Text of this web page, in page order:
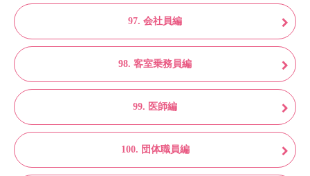
97. 会社員編
98. 客室乗務員編
99. 医師編
100. 団体職員編